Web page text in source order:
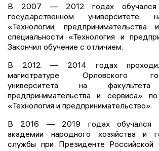
В 2007 — 2012 годах обучался
государственном университете
«Технологии,
специальности «Технология и
Закончил обучение с отличием.
В 2012 — 2014 годах
магистратуре Орловского
университета на факультета
предпринимательства и сервиса» по
«Технология и предпринимательство».
В 2016 — 2019 годах обучался
академии народного хозяйства и
службы при Президенте